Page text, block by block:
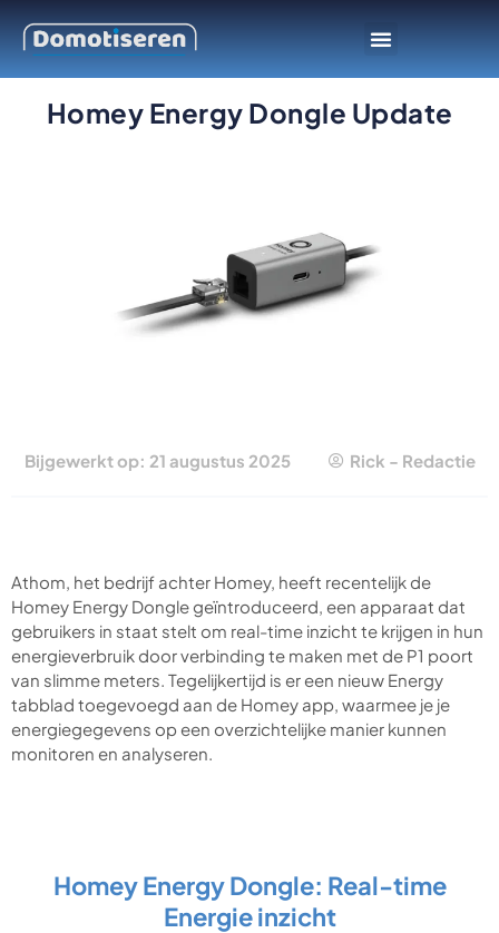
Homey Energy Dongle Update
Bijgewerkt op: 21 augustus 2025 Rick - Redactie
​Athom, het bedrijf achter Homey, heeft recentelijk de
Homey Energy Dongle geïntroduceerd, een apparaat dat
gebruikers in staat stelt om real-time inzicht te krijgen in hun
energieverbruik door verbinding te maken met de P1 poort
van slimme meters. Tegelijkertijd is er een nieuw Energy
tabblad toegevoegd aan de Homey app, waarmee je je
energiegegevens op een overzichtelijke manier kunnen
monitoren en analyseren.
Homey Energy Dongle: Real-time
Energie inzicht